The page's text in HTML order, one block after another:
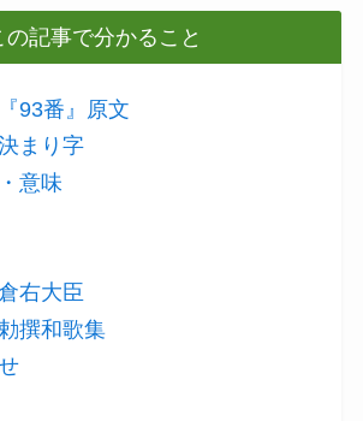
の記事で分かること
93番』原文
まり字
意味
右大臣
撰和歌集